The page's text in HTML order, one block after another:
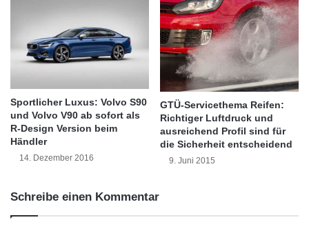
Nassgriff und Aquaplaningschutz dramatisch
geringer sind. Mit abgenutzten Pneus beginnt
Aquaplaning schon bei einer Geschwindigkeit
von 76 km/h, mit neuen Reifen aber erst mit
96 km/h, ergaben Tests von Nokian. Das gilt
für eine Profiltiefe von weniger als 1,6
Millimeter und fünf Millimeter Wasser auf der
a
Sportlicher Luxus: Volvo S90
und Volvo V90 ab sofort als
R-Design Version beim
Händler
14. Dezember 2016
GTÜ-Servicethema Reifen:
Richtiger Luftdruck und
ausreichend Profil sind für
die Sicherheit entscheidend
9. Juni 2015
Schreibe einen Kommentar